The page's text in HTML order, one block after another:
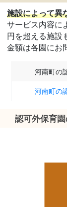
施設によって異
サービス内容に
円を超える施設
金額は各園にお
河南町の
河南町の
認可外保育